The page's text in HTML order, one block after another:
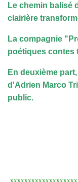
Le chemin balisé
clairière
La compagnie
poétiques contes
En deuxième
d'Adrien Marco
public.